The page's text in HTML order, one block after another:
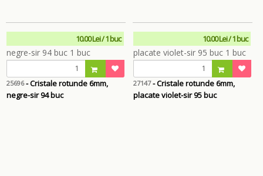
10.00 Lei / 1 buc
25696- Cristale rotunde 6mm,
negre-sir 94 buc
10.00 Lei / 1 buc
27147- Cristale rotunde 6mm,
placate violet-sir 95 buc